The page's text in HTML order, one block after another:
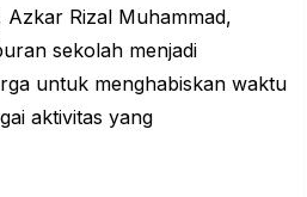
Azkar Rizal Muhammad,
sekolah menjadi
untuk menghabiskan waktu
aktivitas yang